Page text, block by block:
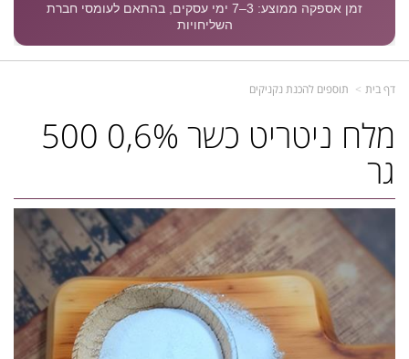
זמן אספקה ממוצע: 3–7 ימי עסקים, בהתאם לעומסי חברת
השליחויות
דף בית תוספים להכנת נקניקים
מלח ניטריט כשר 0,6% 500
גר